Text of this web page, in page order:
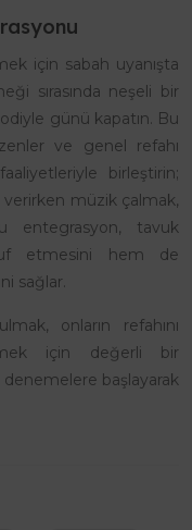
için sabah uyanışta
sırasında neşeli bir
günü kapatın. Bu
ve genel refahı
birleştirin;
müzik çalmak,
entegrasyon, tavuk
etmesini hem de
sağlar.
onların refahını
için değerli bir
denemelere başlayarak